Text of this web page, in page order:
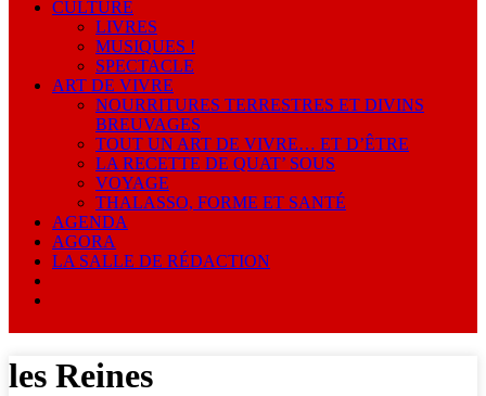
CULTURE
LIVRES
MUSIQUES !
SPECTACLE
ART DE VIVRE
NOURRITURES TERRESTRES ET DIVINS
BREUVAGES
TOUT UN ART DE VIVRE… ET D’ÊTRE
LA RECETTE DE QUAT’ SOUS
VOYAGE
THALASSO, FORME ET SANTÉ
AGENDA
AGORA
LA SALLE DE RÉDACTION
les Reines